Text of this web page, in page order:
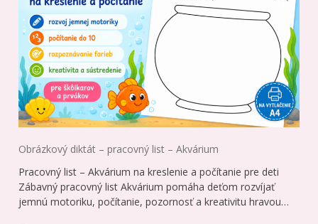
Obrázkový diktát – pracovný list – Akvárium
Pracovný list – Akvárium na kreslenie a počítanie pre deti
Zábavný pracovný list Akvárium pomáha deťom rozvíjať
jemnú motoriku, počítanie, pozornosť a kreativitu hravou…